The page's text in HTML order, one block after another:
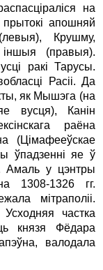
на
апошняй
Крушму,
(правыя).
ракі Тарусы.
Расіі. Да
як Мышэга (на
вусця), Канін
раёна
(Цімафееўскае
ўпадзенні яе ў
Амаль у цэнтры
1308-1326 гг.
мітраполіі.
частка
князя Фёдара
валодала